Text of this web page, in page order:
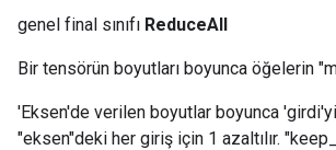
genel final sınıfı ReduceAll
Bir tensörün boyutları boyunca öğelerin
'Eksen'de verilen boyutlar boyunca
"eksen"deki her giriş için 1 azaltılır.